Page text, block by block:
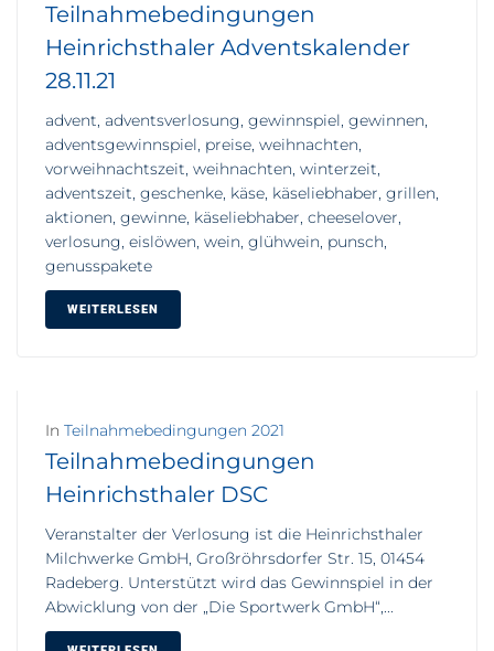
Teilnahmebedingungen
Heinrichsthaler Adventskalender
28.11.21
advent, adventsverlosung, gewinnspiel, gewinnen,
adventsgewinnspiel, preise, weihnachten,
vorweihnachtszeit, weihnachten, winterzeit,
adventszeit, geschenke, käse, käseliebhaber, grillen,
aktionen, gewinne, käseliebhaber, cheeselover,
verlosung, eislöwen, wein, glühwein, punsch,
genusspakete
WEITERLESEN
In Teilnahmebedingungen 2021
Teilnahmebedingungen
Heinrichsthaler DSC
Veranstalter der Verlosung ist die Heinrichsthaler
Milchwerke GmbH, Großröhrsdorfer Str. 15, 01454
Radeberg. Unterstützt wird das Gewinnspiel in der
Abwicklung von der „Die Sportwerk GmbH“,...